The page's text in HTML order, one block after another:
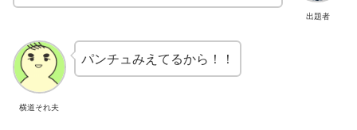
出題者
横道それ夫
パンチュみえてるから！！